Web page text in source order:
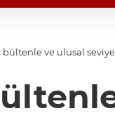
bültenle ve ulusal